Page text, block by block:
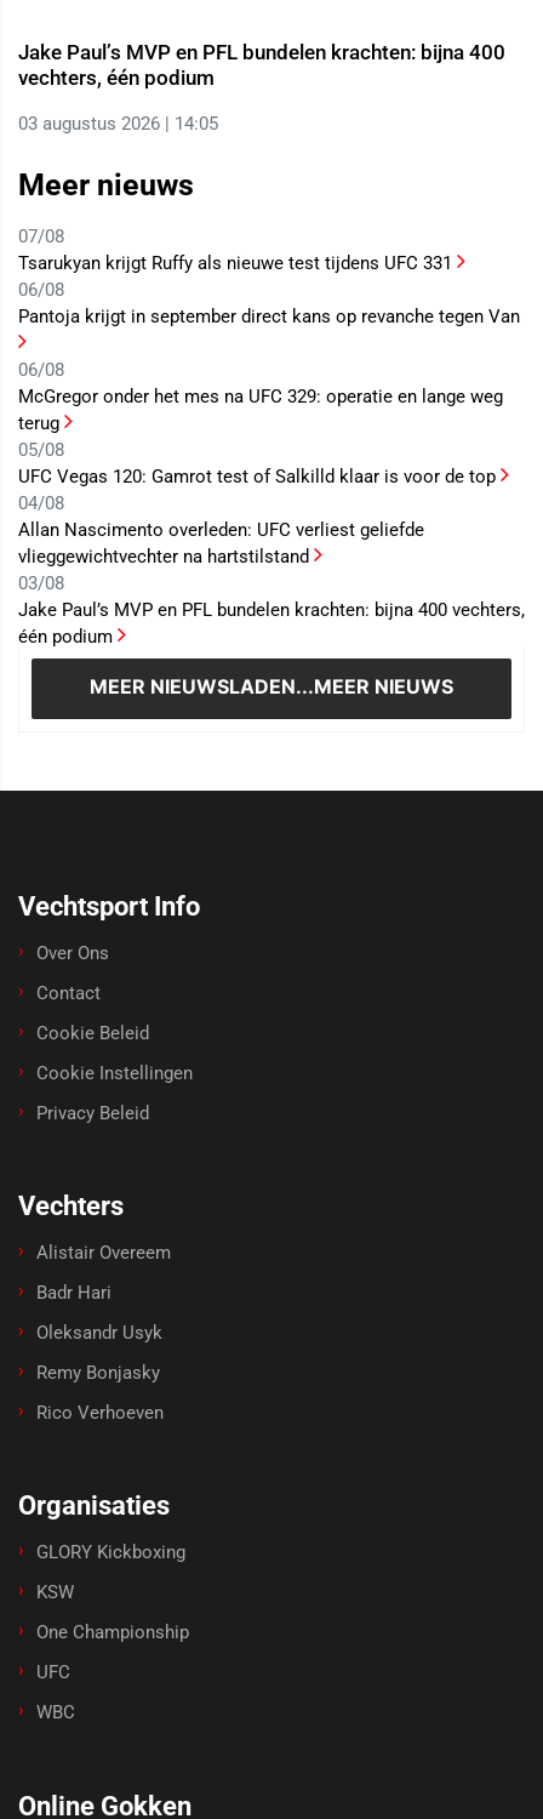
Jake Paul’s MVP en PFL bundelen krachten: bijna 400
vechters, één podium
03 augustus 2026 | 14:05
Meer nieuws
07/08
Tsarukyan krijgt Ruffy als nieuwe test tijdens UFC 331
06/08
Pantoja krijgt in september direct kans op revanche tegen Van
06/08
McGregor onder het mes na UFC 329: operatie en lange weg
terug
05/08
UFC Vegas 120: Gamrot test of Salkilld klaar is voor de top
04/08
Allan Nascimento overleden: UFC verliest geliefde
vlieggewichtvechter na hartstilstand
03/08
Jake Paul’s MVP en PFL bundelen krachten: bijna 400 vechters,
één podium
MEER NIEUWSLADEN...MEER NIEUWS
Vechtsport Info
Over Ons
Contact
Cookie Beleid
Cookie Instellingen
Privacy Beleid
Vechters
Alistair Overeem
Badr Hari
Oleksandr Usyk
Remy Bonjasky
Rico Verhoeven
Organisaties
GLORY Kickboxing
KSW
One Championship
UFC
WBC
Online Gokken